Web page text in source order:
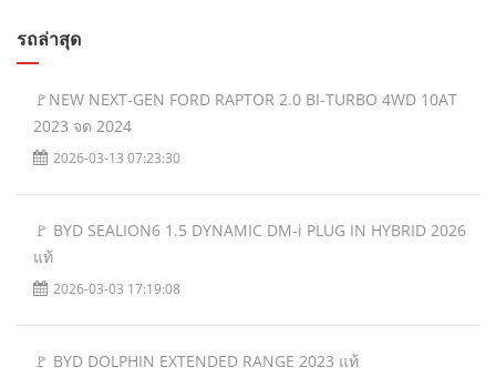
รถล่าสุด
🚩NEW NEXT-GEN FORD RAPTOR 2.0 BI-TURBO 4WD 10AT
2023 จด 2024
2026-03-13 07:23:30
🚩 BYD SEALION6 1.5 DYNAMIC DM-i PLUG IN HYBRID 2026
แท้
2026-03-03 17:19:08
🚩 BYD DOLPHIN EXTENDED RANGE 2023 แท้